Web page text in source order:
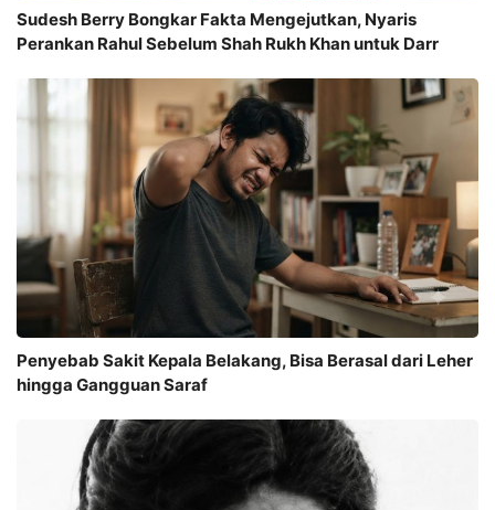
Sudesh Berry Bongkar Fakta Mengejutkan, Nyaris
Perankan Rahul Sebelum Shah Rukh Khan untuk Darr
Penyebab Sakit Kepala Belakang, Bisa Berasal dari Leher
hingga Gangguan Saraf